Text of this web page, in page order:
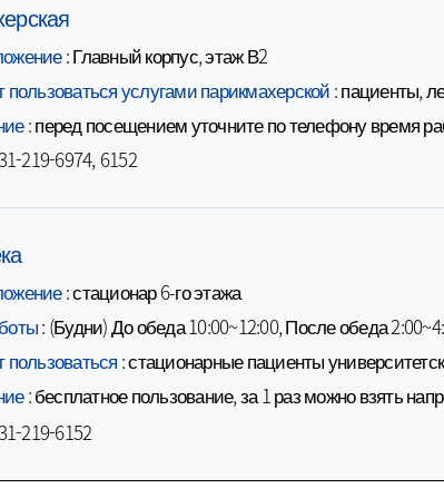
хирургии
и
тракта
и
медицины
: Главный корпус, этаж В2
пользоваться услугами парикмахерской : пациенты,
: перед посещением уточните по телефону время
219-6974, 6152
: стационар 6-го этажа
: (Будни) До обеда 10:00~12:00, После обеда
пользоваться: стационарные пациенты
:бесплатное пользование, за 1 раз можно взять
219-6152